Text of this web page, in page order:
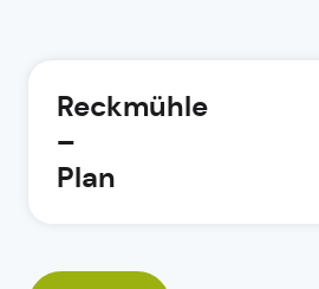
Reckmühle
–
Plan